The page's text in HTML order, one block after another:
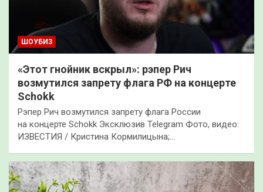
ШОУБИЗ
«Этот гнойник вскрыл»: рэпер Рич
возмутился запрету флага РФ на концерте
Schokk
Рэпер Рич возмутился запрету флага России
на концерте Schokk Эксклюзив Telegram Фото, видео:
ИЗВЕСТИЯ / Кристина Кормилицына;…